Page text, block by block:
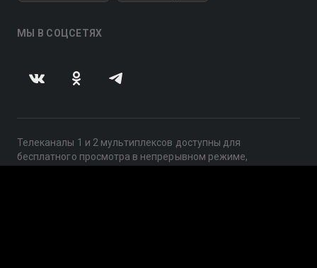
МЫ В СОЦСЕТЯХ
Телеканалы 1 и 2 мультиплексов доступны для
бесплатного просмотра в непрерывном режиме,